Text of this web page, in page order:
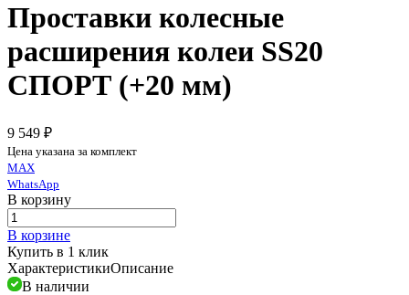
Проставки колесные
расширения колеи SS20
СПОРТ (+20 мм)
9 549 ₽
Цена указана за комплект
MAX
WhatsApp
В корзину
В корзине
Купить в 1 клик
ХарактеристикиОписание
В наличии